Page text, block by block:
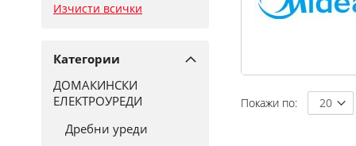
Покажи по
Изчисти всички
Категории
ДОМАКИНСКИ
ЕЛЕКТРОУРЕДИ
Дребни уреди